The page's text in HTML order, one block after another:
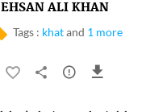
EHSAN ALI KHAN
Tags : khatand 1 more